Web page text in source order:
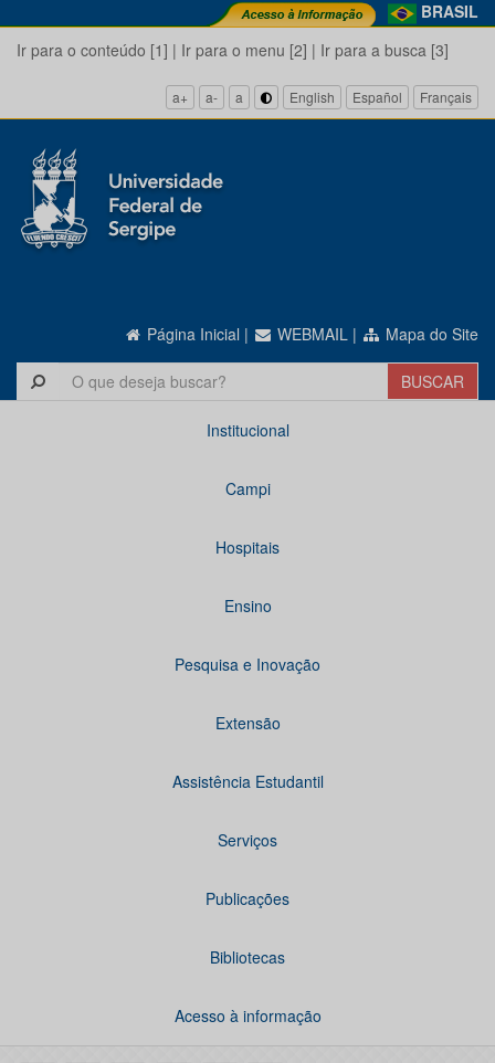
BRASIL
Ir para o conteúdo [1] | Ir para o menu [2] | Ir para a busca [3]
a+ a- a English Español Français
Página Inicial | WEBMAIL | Mapa do Site
Institucional
Campi
Hospitais
Ensino
Pesquisa e Inovação
Extensão
Assistência Estudantil
Serviços
Publicações
Bibliotecas
Acesso à informação